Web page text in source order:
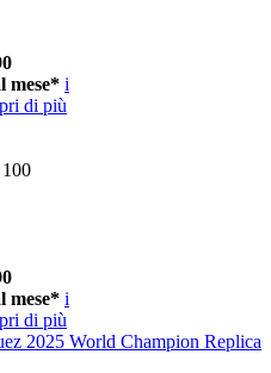
mese* i
di più
mese* i
di più
2025 World Champion Replica